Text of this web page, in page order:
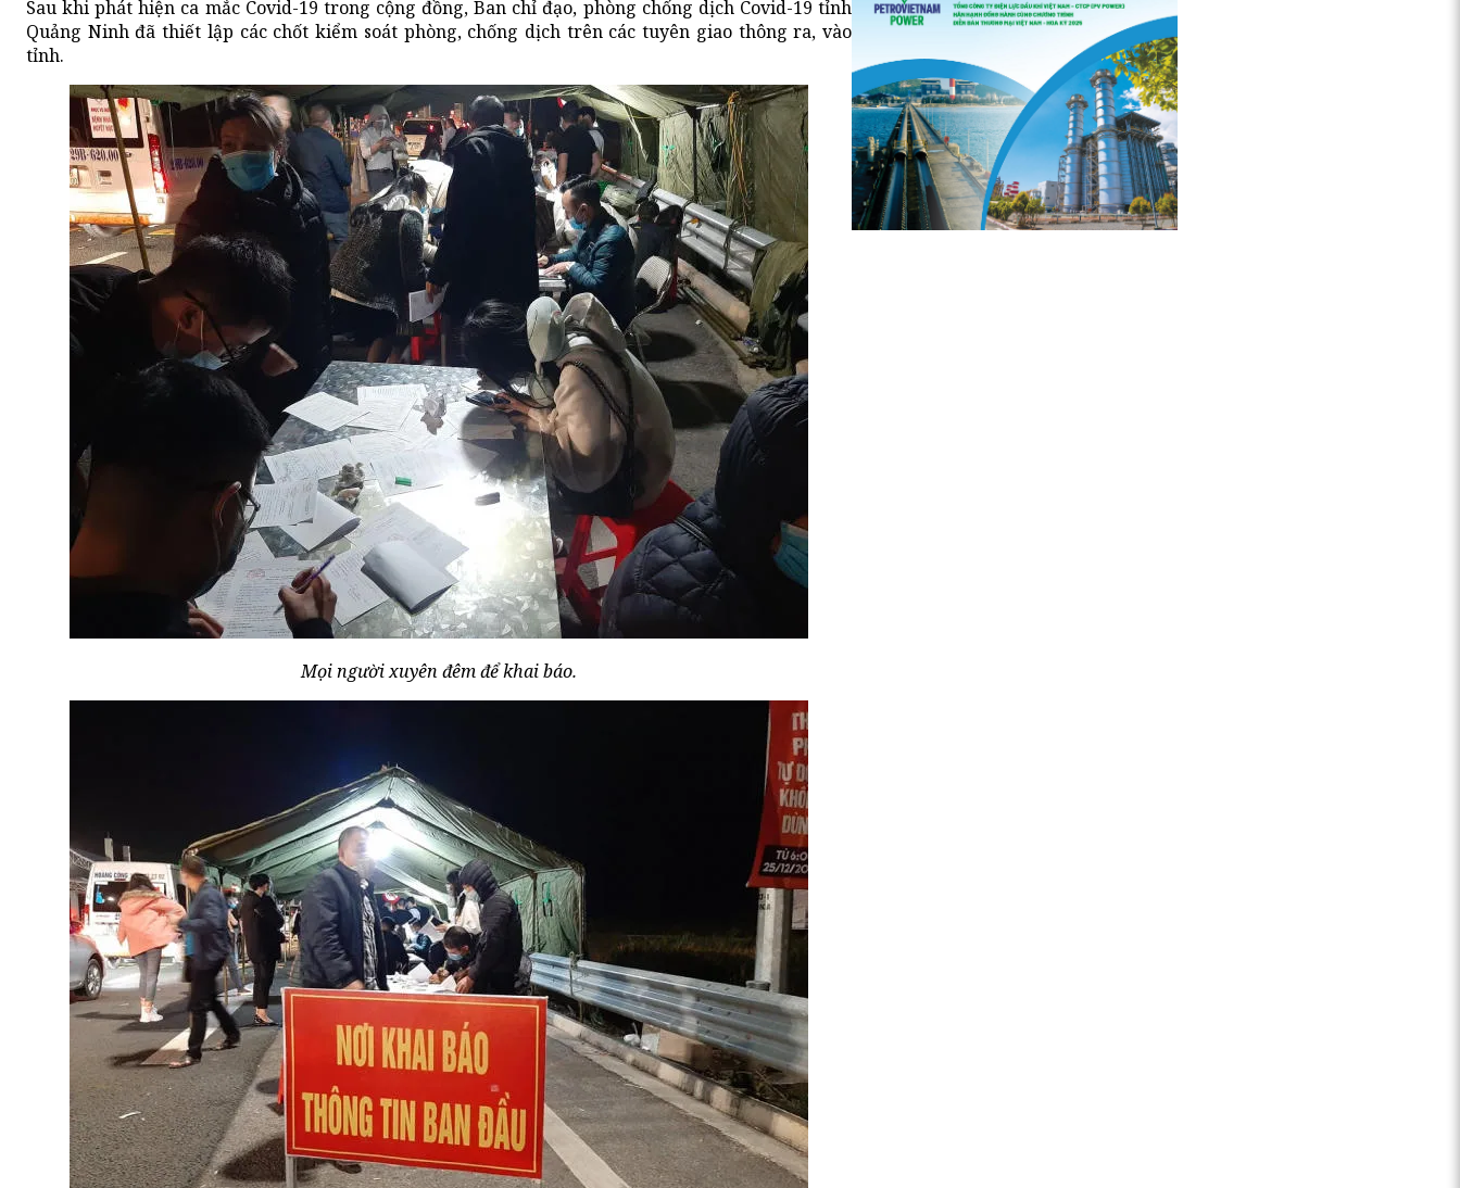
Sau khi phát hiện ca mắc Covid-19 trong cộng đồng, Ban chỉ đạo, phòng chống dịch Covid-19 tỉnh
Quảng Ninh đã thiết lập các chốt kiểm soát phòng, chống dịch trên các tuyên giao thông ra, vào
tỉnh.
Mọi người xuyên đêm để khai báo.